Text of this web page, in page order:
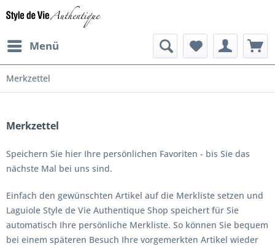
Menü
Merkzettel
Merkzettel
Speichern Sie hier Ihre persönlichen Favoriten - bis Sie das
nächste Mal bei uns sind.
Einfach den gewünschten Artikel auf die Merkliste setzen und
Laguiole Style de Vie Authentique Shop speichert für Sie
automatisch Ihre persönliche Merkliste. So können Sie bequem
bei einem späteren Besuch Ihre vorgemerkten Artikel wieder